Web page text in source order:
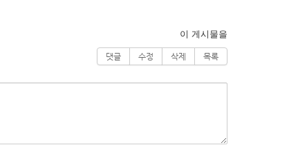
이 게시물을
댓글 수정 삭제 목록